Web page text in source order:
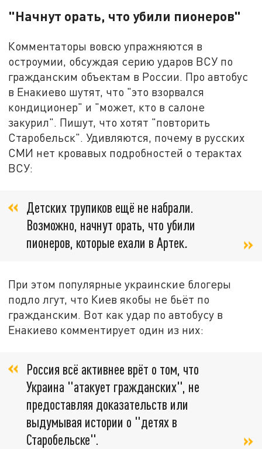
"Начнут орать, что убили пионеров"
Комментаторы вовсю упражняются в
остроумии, обсуждая серию ударов ВСУ по
гражданским объектам в России. Про автобус
в Енакиево шутят, что "это взорвался
кондиционер" и "может, кто в салоне
закурил". Пишут, что хотят "повторить
Старобельск". Удивляются, почему в русских
СМИ нет кровавых подробностей о терактах
ВСУ:
Детских трупиков ещё не набрали.
Возможно, начнут орать, что убили
пионеров, которые ехали в Артек.
При этом популярные украинские блогеры
подло лгут, что Киев якобы не бьёт по
гражданским. Вот как удар по автобусу в
Енакиево комментирует один из них:
Россия всё активнее врёт о том, что
Украина "атакует гражданских", не
предоставляя доказательств или
выдумывая истории о "детях в
Старобельске".